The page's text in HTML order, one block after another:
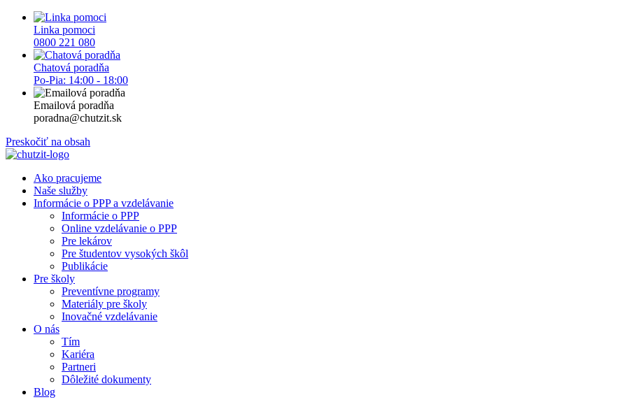
Linka pomoci
0800 221 080
Chatová poradňa
Po-Pia: 14:00 - 18:00
Emailová poradňa
poradna@chutzit.sk
Preskočiť na obsah
Ako pracujeme
Naše služby
Informácie o PPP a vzdelávanie
Informácie o PPP
Online vzdelávanie o PPP
Pre lekárov
Pre študentov vysokých škôl
Publikácie
Pre školy
Preventívne programy
Materiály pre školy
Inovačné vzdelávanie
O nás
Tím
Kariéra
Partneri
Dôležité dokumenty
Blog